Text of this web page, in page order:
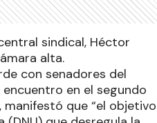
sindical, Héctor
alta.
con senadores del
en el segundo
que “el objetivo